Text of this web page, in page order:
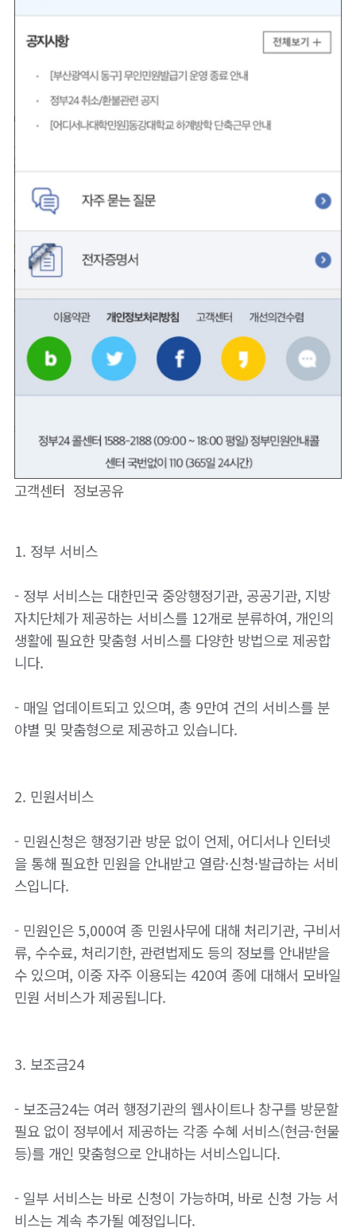
고객센터 정보공유
1. 정부 서비스
- 정부 서비스는 대한민국 중앙행정기관, 공공기관, 지방
자치단체가 제공하는 서비스를 12개로 분류하여, 개인의
생활에 필요한 맞춤형 서비스를 다양한 방법으로 제공합
니다.
- 매일 업데이트되고 있으며, 총 9만여 건의 서비스를 분
야별 및 맞춤형으로 제공하고 있습니다.
2. 민원서비스
- 민원신청은 행정기관 방문 없이 언제, 어디서나 인터넷
을 통해 필요한 민원을 안내받고 열람·신청·발급하는 서비
스입니다.
- 민원인은 5,000여 종 민원사무에 대해 처리기관, 구비서
류, 수수료, 처리기한, 관련법제도 등의 정보를 안내받을
수 있으며, 이중 자주 이용되는 420여 종에 대해서 모바일
민원 서비스가 제공됩니다.
3. 보조금24
- 보조금24는 여러 행정기관의 웹사이트나 창구를 방문할
필요 없이 정부에서 제공하는 각종 수혜 서비스(현금·현물
등)를 개인 맞춤형으로 안내하는 서비스입니다.
- 일부 서비스는 바로 신청이 가능하며, 바로 신청 가능 서
비스는 계속 추가될 예정입니다.